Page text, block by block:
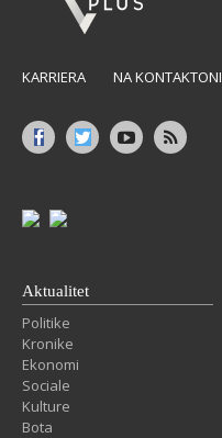
KARRIERA NA KONTAKTONI
Aktualitet
Politike
Kronike
Ekonomi
Sociale
Kulture
Bota